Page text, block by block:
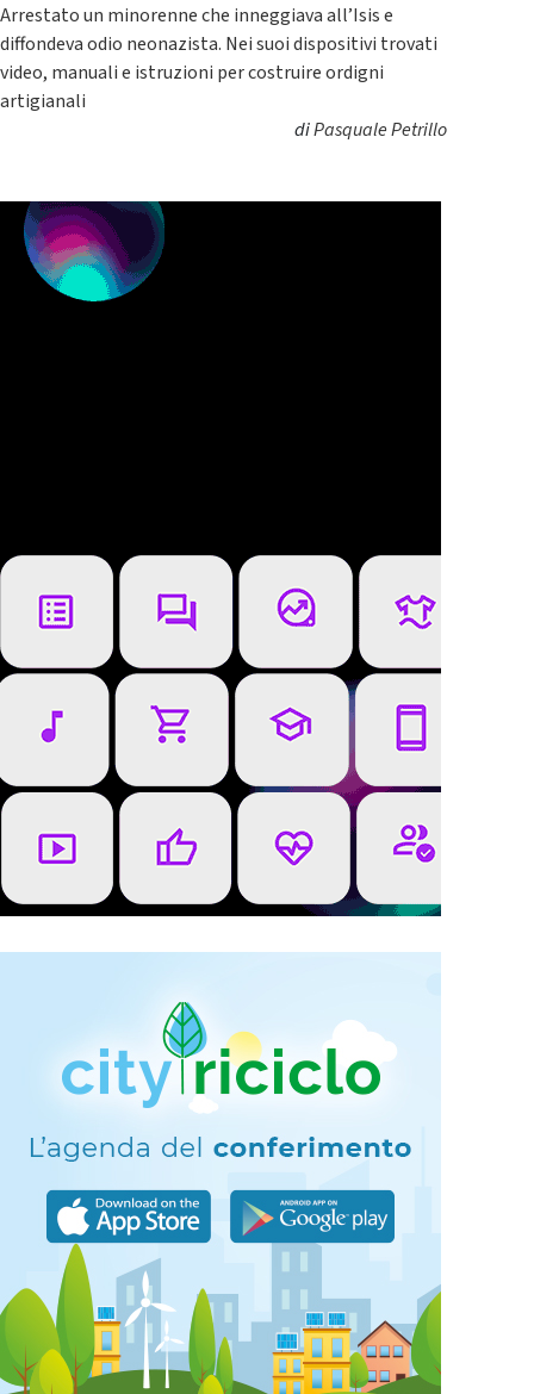
Arrestato un minorenne che inneggiava all’Isis e
diffondeva odio neonazista. Nei suoi dispositivi trovati
video, manuali e istruzioni per costruire ordigni
artigianali
diPasquale Petrillo